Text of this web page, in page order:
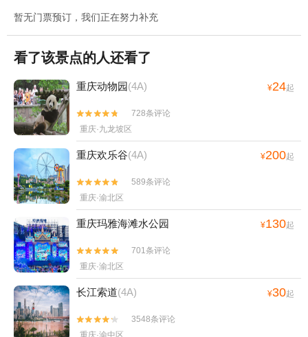
暂无门票预订，我们正在努力补充
看了该景点的人还看了
重庆动物园(4A) ¥24起


728条评论
重庆·九龙坡区
重庆欢乐谷(4A) ¥200起


589条评论
重庆·渝北区
重庆玛雅海滩水公园 ¥130起


701条评论
重庆·渝北区
长江索道(4A) ¥30起


3548条评论